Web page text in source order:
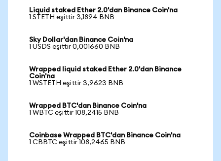
Liquid staked Ether 2.0'dan Binance Coin'na
1 STETH eşittir 3,1894 BNB
Sky Dollar'dan Binance Coin'na
1 USDS eşittir 0,001660 BNB
Wrapped liquid staked Ether 2.0'dan Binance
Coin'na
1 WSTETH eşittir 3,9623 BNB
Wrapped BTC'dan Binance Coin'na
1 WBTC eşittir 108,2415 BNB
Coinbase Wrapped BTC'dan Binance Coin'na
1 CBBTC eşittir 108,2465 BNB